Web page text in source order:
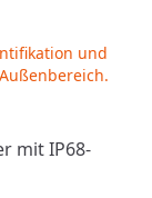
mit IP68-
und